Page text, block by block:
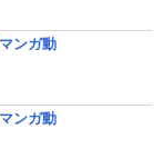
ンガ動
ンガ動